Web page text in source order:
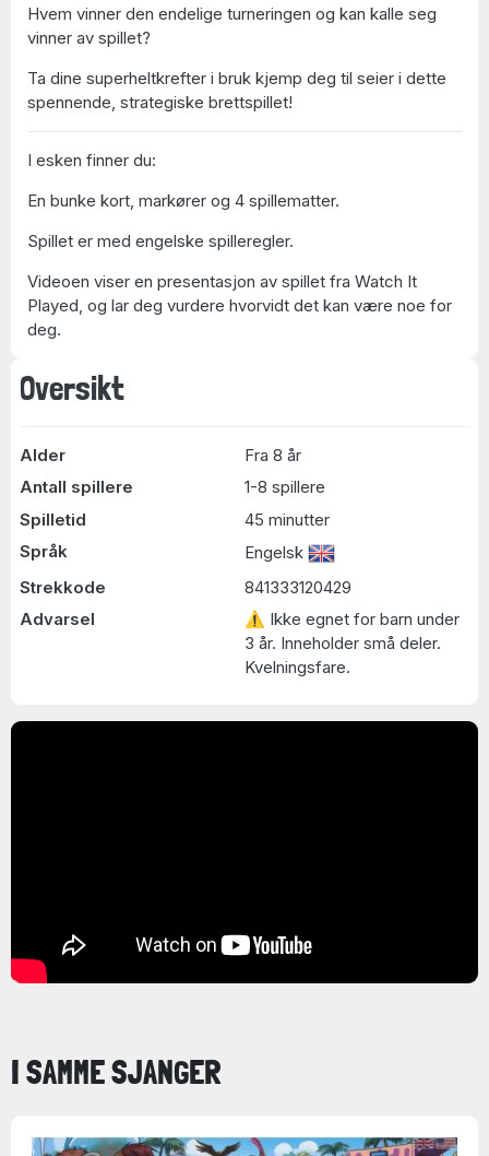
Oversikt
Alder
Fra 8 år
Antall spillere
1-8 spillere
Spilletid
45 minutter
Språk
Engelsk
Strekkode
841333120429
Advarsel
⚠ Ikke egnet for barn under
3 år. Inneholder små deler.
Kvelningsfare.
Hvem vinner den endelige turneringen og kan kalle seg
vinner av spillet?
Ta dine superheltkrefter i bruk kjemp deg til seier i dette
spennende, strategiske brettspillet!
I esken finner du:
En bunke kort, markører og 4 spillematter.
Spillet er med engelske spilleregler.
Videoen viser en presentasjon av spillet fra Watch It
Played, og lar deg vurdere hvorvidt det kan være noe for
deg.
I SAMME SJANGER